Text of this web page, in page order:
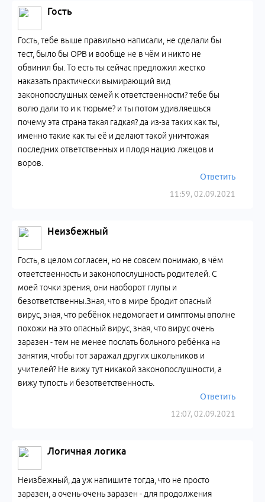
Гость
11:59, 02.09.2021
Гость, тебе выше правильно написали, не сделали бы
тест, было бы ОРВ и вообще не в чём и никто не
обвинил бы. То есть ты сейчас предложил жестко
наказать практически вымирающий вид
законопослушных семей к ответственности? тебе бы
волю дали то и к тюрьме? и ты потом удивляешься
почему эта страна такая гадкая? да из-за таких как ты,
именно такие как ты её и делают такой уничтожая
последних ответственных и плодя нацию лжецов и
воров.
Ответить
Неизбежный
12:07, 02.09.2021
Гость, в целом согласен, но не совсем понимаю, в чём
ответственность и законопослушность родителей. С
моей точки зрения, они наоборот глупы и
безответственны.Зная, что в мире бродит опасный
вирус, зная, что ребёнок недомогает и симптомы вполне
похожи на это опасный вирус, зная, что вирус очень
заразен - тем не менее послать больного ребёнка на
занятия, чтобы тот заражал других школьников и
учителей? Не вижу тут никакой законопослушности, а
вижу тупость и безответственность.
Ответить
Логичная логика
Неизбежный, да уж напишите тогда, что не просто
заразен, а очень-очень заразен - для продолжения